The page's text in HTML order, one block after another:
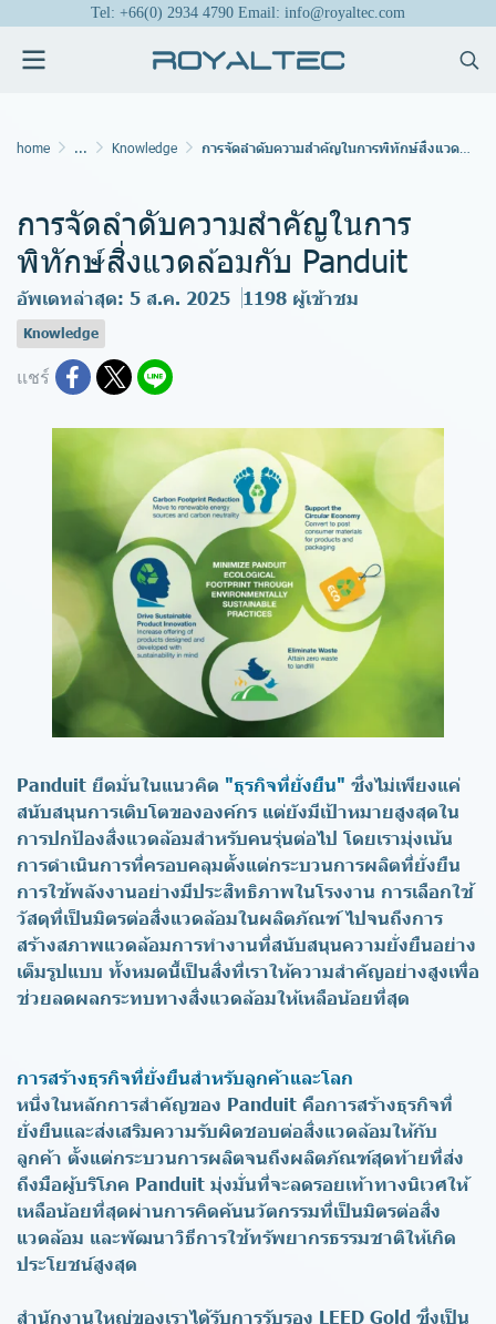
Tel: +66(0) 2934 4790 Email: info@royaltec.com
home ... Knowledge การจัดลำดับความสำคัญในการพิทักษ์สิ่งแวดล้อมกับ Panduit
การจัดลำดับความสำคัญในการ
พิทักษ์สิ่งแวดล้อมกับ Panduit
อัพเดทล่าสุด: 5 ส.ค. 2025 1198 ผู้เข้าชม
Knowledge
แชร์
Panduit ยึดมั่นในแนวคิด "ธุรกิจที่ยั่งยืน" ซึ่งไม่เพียงแค่
สนับสนุนการเติบโตขององค์กร แต่ยังมีเป้าหมายสูงสุดใน
การปกป้องสิ่งแวดล้อมสำหรับคนรุ่นต่อไป โดยเรามุ่งเน้น
การดำเนินการที่ครอบคลุมตั้งแต่กระบวนการผลิตที่ยั่งยืน
การใช้พลังงานอย่างมีประสิทธิภาพในโรงงาน การเลือกใช้
วัสดุที่เป็นมิตรต่อสิ่งแวดล้อมในผลิตภัณฑ์ ไปจนถึงการ
สร้างสภาพแวดล้อมการทำงานที่สนับสนุนความยั่งยืนอย่าง
เต็มรูปแบบ ทั้งหมดนี้เป็นสิ่งที่เราให้ความสำคัญอย่างสูงเพื่อ
ช่วยลดผลกระทบทางสิ่งแวดล้อมให้เหลือน้อยที่สุด
การสร้างธุรกิจที่ยั่งยืนสำหรับลูกค้าและโลก
หนึ่งในหลักการสำคัญของ Panduit คือการสร้างธุรกิจที่
ยั่งยืนและส่งเสริมความรับผิดชอบต่อสิ่งแวดล้อมให้กับ
ลูกค้า ตั้งแต่กระบวนการผลิตจนถึงผลิตภัณฑ์สุดท้ายที่ส่ง
ถึงมือผู้บริโภค Panduit มุ่งมั่นที่จะลดรอยเท้าทางนิเวศให้
เหลือน้อยที่สุดผ่านการคิดค้นนวัตกรรมที่เป็นมิตรต่อสิ่ง
แวดล้อม และพัฒนาวิธีการใช้ทรัพยากรธรรมชาติให้เกิด
ประโยชน์สูงสุด
สำนักงานใหญ่ของเราได้รับการรับรอง LEED Gold ซึ่งเป็น